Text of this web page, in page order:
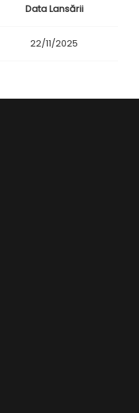
Data Lansării
22/11/2025